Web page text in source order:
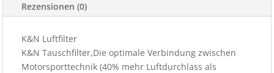
Rezensionen (0)
K&N Luftfilter
K&N Tauschfilter,Die optimale Verbindung zwischen
Motorsporttechnik (40% mehr Luftdurchlass als